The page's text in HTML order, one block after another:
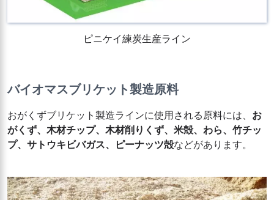
ピニケイ練炭生産ライン
バイオマスブリケット製造原料
おがくずブリケット製造ラインに使用される原料には、 お
がくず、木材チップ、木材削りくず、米殻、わら、竹チッ
プ、サトウキビバガス、ピーナッツ殻などがあります。